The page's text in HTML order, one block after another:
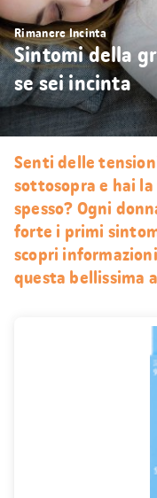
Rimanere Incinta
Sintomi della
se sei incinta
Senti delle
sottosopra e hai
spesso? Ogni
forte i primi
scopri
questa bellissima